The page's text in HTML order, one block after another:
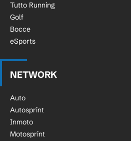
Tutto Running
Golf
Bocce
eSports
NETWORK
Auto
Autosprint
Inmoto
Motosprint